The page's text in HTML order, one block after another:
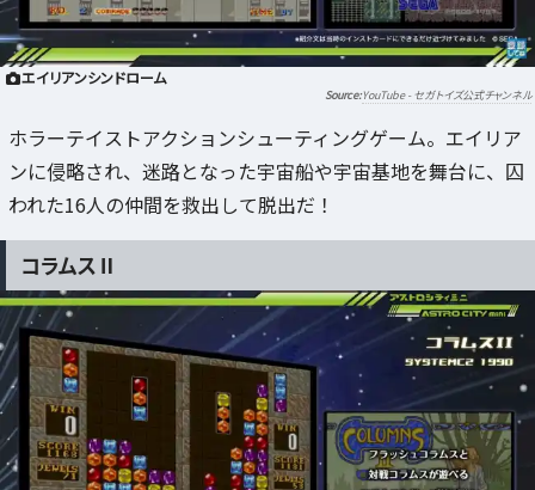
エイリアンシンドローム
YouTube - セガトイズ公式チャンネル
ホラーテイストアクションシューティングゲーム。エイリア
ンに侵略され、迷路となった宇宙船や宇宙基地を舞台に、囚
われた16人の仲間を救出して脱出だ！
コラムスⅡ